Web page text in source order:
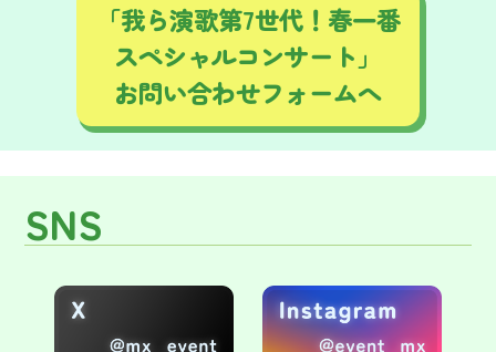
「我ら演歌第7世代！春一番
スペシャルコンサート」
お問い合わせフォームへ
SNS